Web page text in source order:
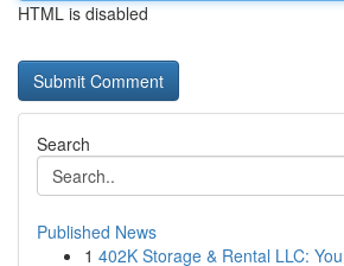
HTML is disabled
Search
Published News
1 402K Storage & Rental LLC: